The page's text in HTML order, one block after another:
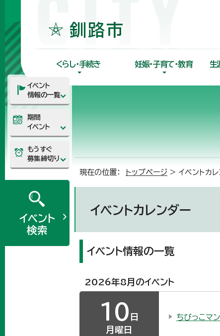
くらし・手続き 妊娠・子育て・教育 生
現在の位置： トップページ > イベントカ
イベントカレンダー
イベント
情報の一覧
期間
イベント
もうすぐ
募集締切り
イベント
検索
イベント情報の一覧
2026年8月のイベント
10 日
月曜日
ちびっこマ